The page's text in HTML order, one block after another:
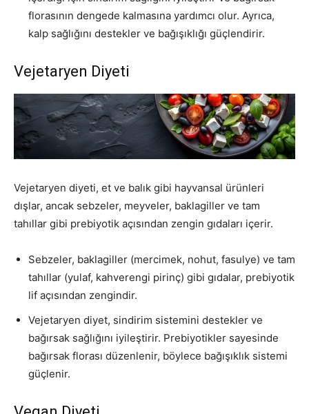
florasının dengede kalmasına yardımcı olur. Ayrıca,
kalp sağlığını destekler ve bağışıklığı güçlendirir.
Vejetaryen Diyeti
Vejetaryen diyeti, et ve balık gibi hayvansal ürünleri
dışlar, ancak sebzeler, meyveler, baklagiller ve tam
tahıllar gibi prebiyotik açısından zengin gıdaları içerir.
Sebzeler, baklagiller (mercimek, nohut, fasulye) ve tam
tahıllar (yulaf, kahverengi pirinç) gibi gıdalar, prebiyotik
lif açısından zengindir.
Vejetaryen diyet, sindirim sistemini destekler ve
bağırsak sağlığını iyileştirir. Prebiyotikler sayesinde
bağırsak florası düzenlenir, böylece bağışıklık sistemi
güçlenir.